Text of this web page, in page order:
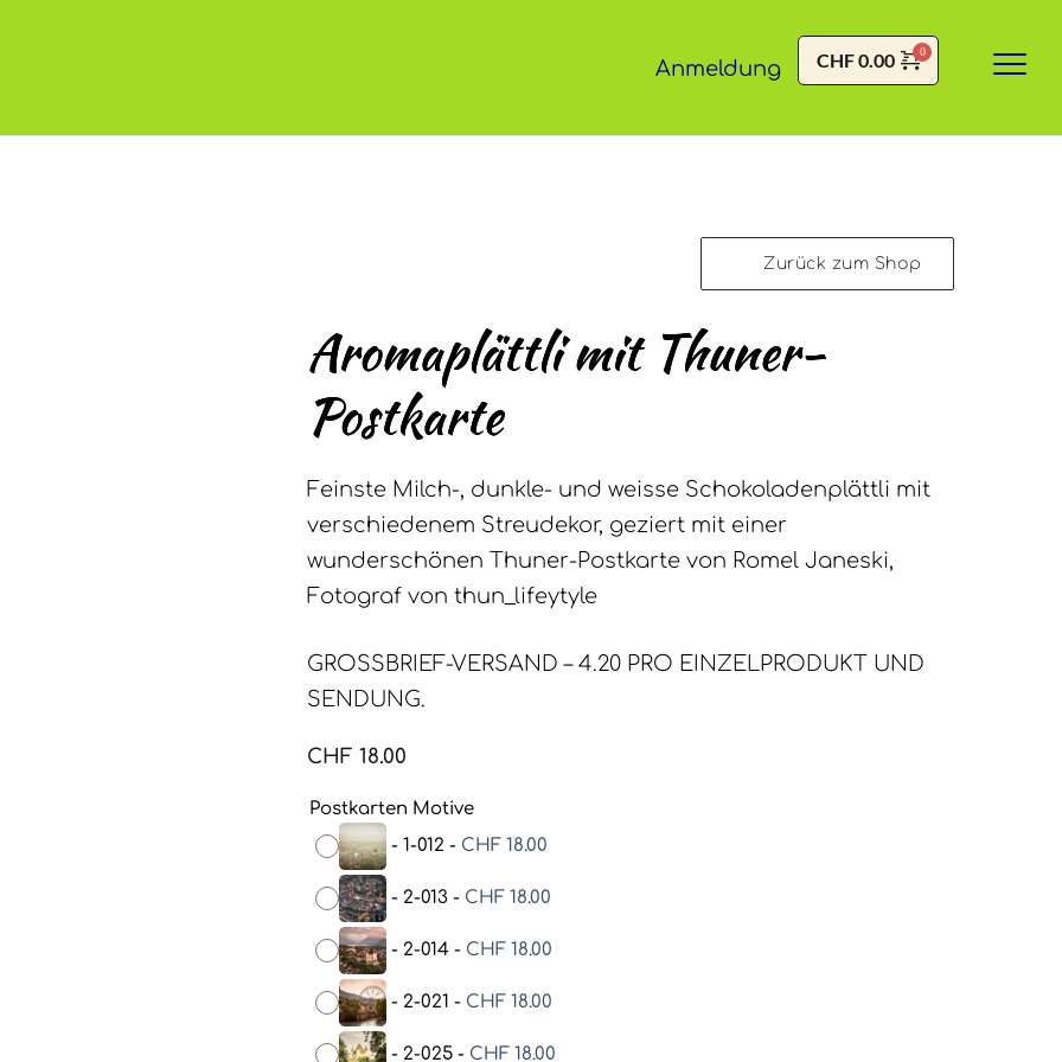
Anmeldung CHF0.00
Zurück zum Shop
Aromaplättli mit Thuner-
Postkarte
Feinste Milch-, dunkle- und weisse Schokoladenplättli mit
verschiedenem Streudekor, geziert mit einer
wunderschönen Thuner-Postkarte von Romel Janeski,
Fotograf von thun_lifeytyle
GROSSBRIEF-VERSAND – 4.20 PRO EINZELPRODUKT UND
SENDUNG.
CHF 18.00
Postkarten Motive
- 1-012 - CHF18.00
- 2-013- CHF18.00
- 2-014 - CHF18.00
- 2-021 - CHF18.00
- 2-025- CHF18.00